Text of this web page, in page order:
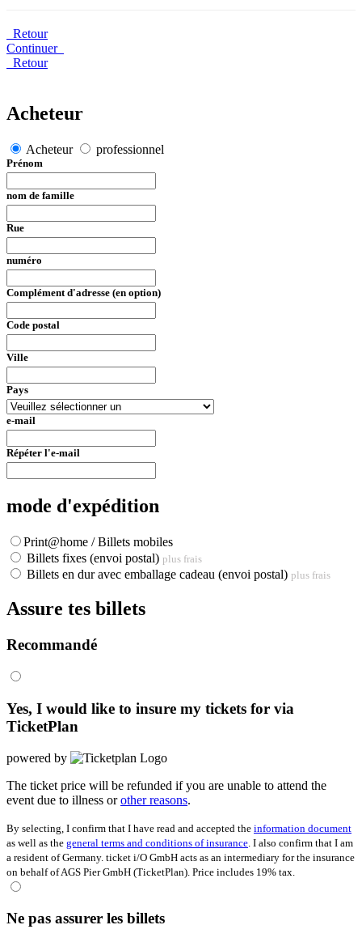
Retour
Continuer
Retour
Acheteur
Acheteur professionnel
Prénom
nom de famille
Rue
numéro
Complément d'adresse (en option)
Code postal
Ville
Pays
e-mail
Répéter l'e-mail
mode d'expédition
Print@home / Billets mobiles
Billets fixes (envoi postal) plus frais
Billets en dur avec emballage cadeau (envoi postal) plus frais
Assure tes billets
Recommandé
Yes, I would like to insure my tickets for via
TicketPlan
powered by
The ticket price will be refunded if you are unable to attend the
event due to illness orother reasons.
By selecting, I confirm that I have read and accepted the information document
as well as the general terms and conditions of insurance . I also confirm that I am
a resident of Germany. ticket i/O GmbH acts as an intermediary for the insurance
on behalf of AGS Pier GmbH (TicketPlan). Price includes 19% tax.
Ne pas assurer les billets